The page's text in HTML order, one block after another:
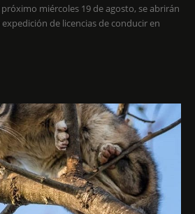
miércoles 19 de agosto, se abrirán
de licencias de conducir en